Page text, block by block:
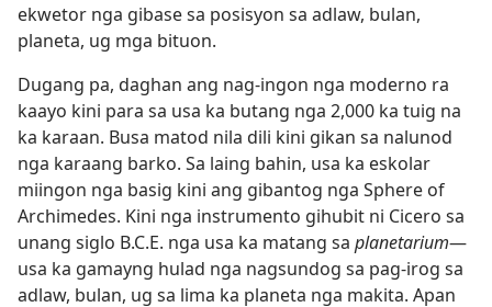
ekwetor nga gibase sa posisyon sa adlaw, bulan,
planeta, ug mga bituon.
Dugang pa, daghan ang nag-ingon nga moderno ra
kaayo kini para sa usa ka butang nga 2,000 ka tuig na
ka karaan. Busa matod nila dili kini gikan sa nalunod
nga karaang barko. Sa laing bahin, usa ka eskolar
miingon nga basig kini ang gibantog nga Sphere of
Archimedes. Kini nga instrumento gihubit ni Cicero sa
unang siglo B.C.E. nga usa ka matang sa planetarium​—
usa ka gamayng hulad nga nagsundog sa pag-irog sa
adlaw, bulan, ug sa lima ka planeta nga makita. Apan